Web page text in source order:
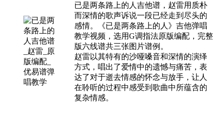
已是两条路上的人吉他谱，赵雷用质朴
而深情的歌声诉说一段已经走到尽头的
感情。《已是两条路上的人》吉他弹唱
教学视频，选用G调指法原版编配，完整
版六线谱共三张图片谱例。
赵雷以其特有的沙哑嗓音和深情的演绎
方式，唱出了爱情中的遗憾与痛苦，表
达了对于逝去情感的怀念与放手，让人
在聆听的过程中感受到歌曲中所蕴含的
复杂情感。